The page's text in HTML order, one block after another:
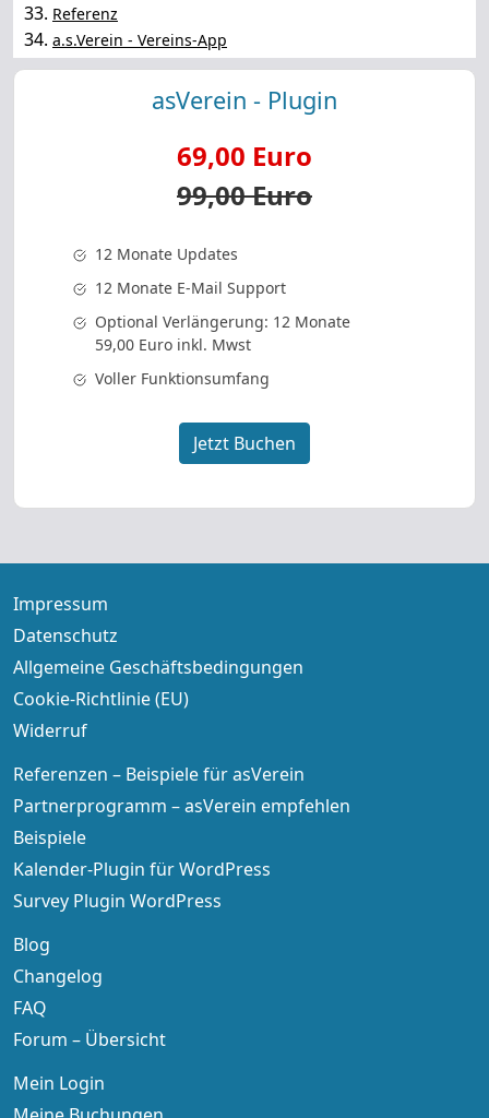
33. Referenz
34. a.s.Verein - Vereins-App
asVerein - Plugin
69,00 Euro
99,00 Euro
12 Monate Updates
12 Monate E-Mail Support
Optional Verlängerung: 12 Monate
59,00 Euro inkl. Mwst
Voller Funktionsumfang
Jetzt Buchen
Impressum
Datenschutz
Allgemeine Geschäftsbedingungen
Cookie-Richtlinie (EU)
Widerruf
Referenzen – Beispiele für asVerein
Partnerprogramm – asVerein empfehlen
Beispiele
Kalender-Plugin für WordPress
Survey Plugin WordPress
Blog
Changelog
FAQ
Forum – Übersicht
Mein Login